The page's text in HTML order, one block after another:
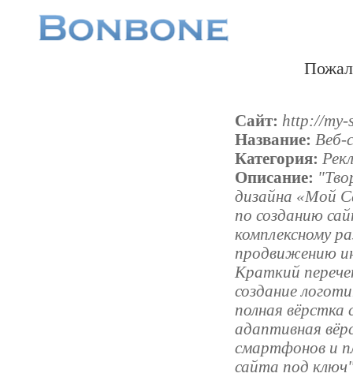
Сайт: http://my-
Название: Веб-
Категория:
Описание:
дизайна «Мой
по созданию
комплексному
продвижению
Краткий
создание
полная вёрстка
адаптивная
смартфонов и
сайта под